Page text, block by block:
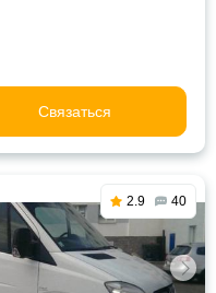
Связаться
2.9 40